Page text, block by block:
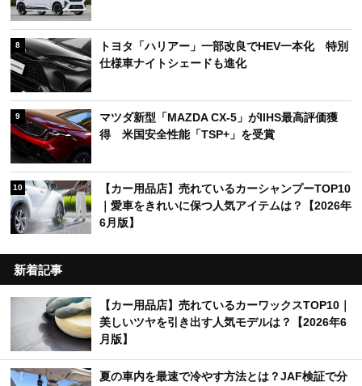
8
トヨタ「ハリアー」一部改良でHEV一本化 特別
仕様車ナイトシェードも進化
9
マツダ新型「MAZDA CX-5」がIIHS最高評価獲
得 米国安全性能「TSP+」を受賞
10
【カー用品店】売れているカーシャンプーTOP10
｜愛車をきれいに保つ人気アイテムは？【2026年
6月版】
新着記事
【カー用品店】売れているカーワックスTOP10｜
美しいツヤを引き出す人気モデルは？【2026年6
月版】
夏の車内を最速で冷やす方法とは？JAF検証で分